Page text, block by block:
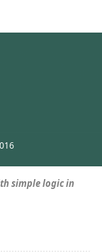
simple logic in